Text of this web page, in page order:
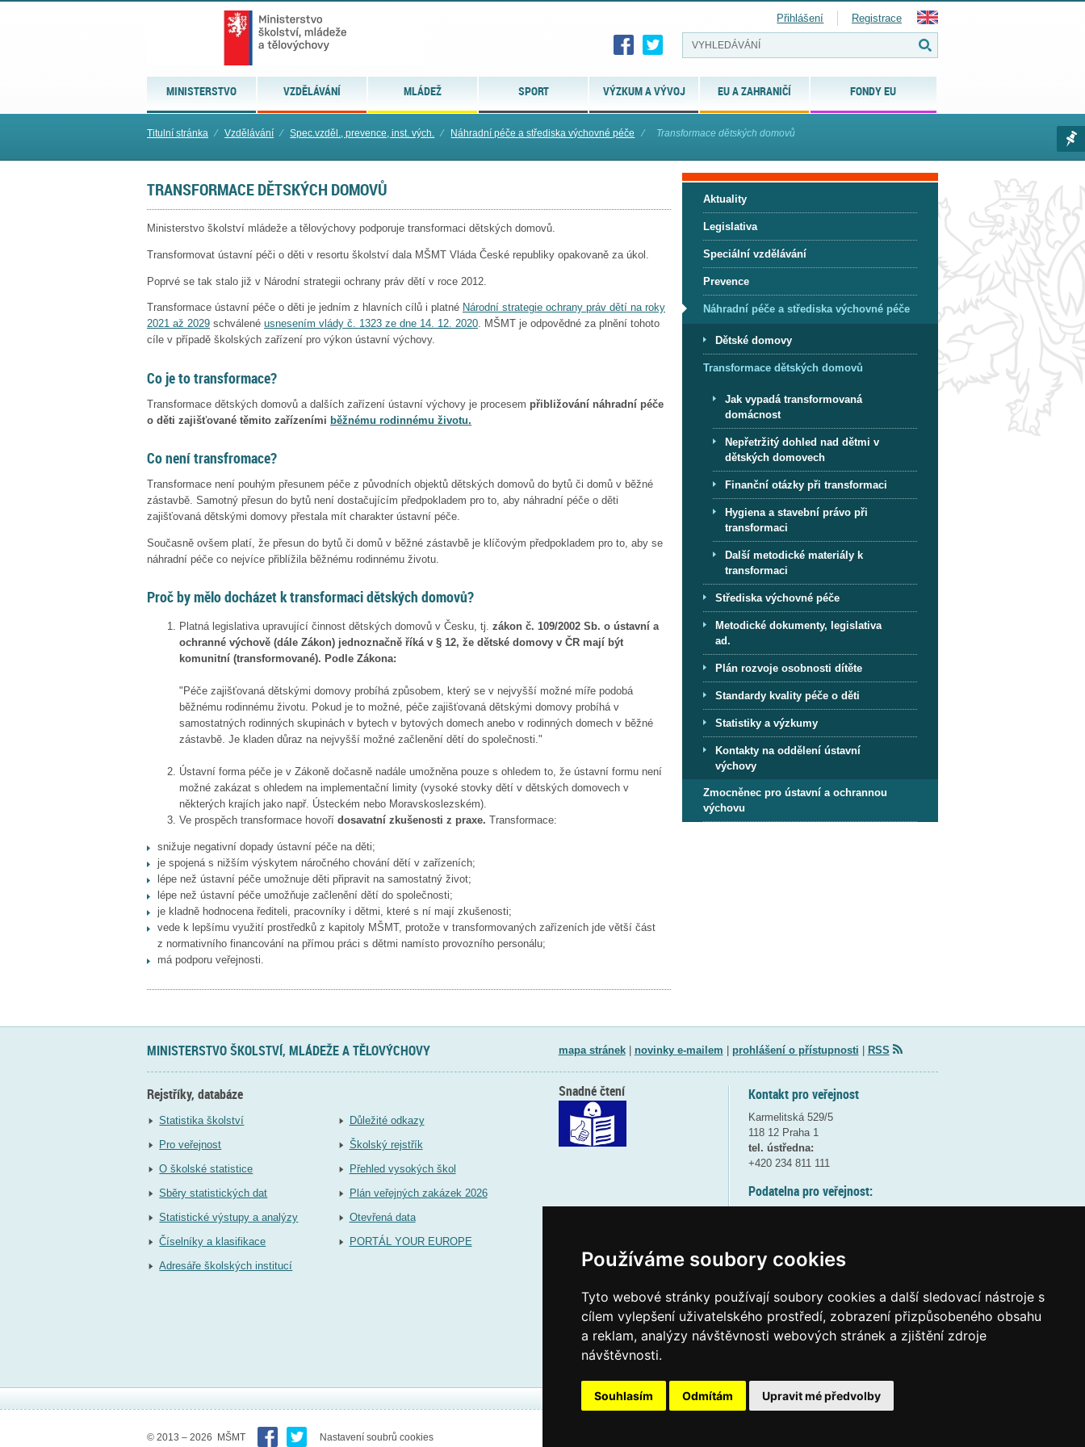
Používáme soubory cookies
Tyto webové stránky používají soubory cookies a další sledovací nástroje s
cílem vylepšení uživatelského prostředí, zobrazení přizpůsobeného obsahu
a reklam, analýzy návštěvnosti webových stránek a zjištění zdroje
návštěvnosti.
Souhlasím Odmítám Upravit mé předvolby
MINISTERSTVO VZDĚLÁVÁNÍ MLÁDEŽ SPORT VÝZKUM A VÝVOJ EU A ZAHRANIČÍ FONDY EU
Přihlášení Registrace
Titulní stránka ⁄ Vzdělávání ⁄ Spec.vzděl., prevence, inst. vých. ⁄ Náhradní péče a střediska výchovné péče ⁄ Transformace dětských domovů
TRANSFORMACE DĚTSKÝCH DOMOVŮ
Ministerstvo školství mládeže a tělovýchovy podporuje transformaci dětských domovů.
Transformovat ústavní péči o děti v resortu školství dala MŠMT Vláda České republiky opakovaně za úkol.
Poprvé se tak stalo již v Národní strategii ochrany práv dětí v roce 2012.
Transformace ústavní péče o děti je jedním z hlavních cílů i platné Národní strategie ochrany práv dětí na roky
2021 až 2029 schválené usnesením vlády č. 1323 ze dne 14. 12. 2020. MŠMT je odpovědné za plnění tohoto
cíle v případě školských zařízení pro výkon ústavní výchovy.
Co je to transformace?
Transformace dětských domovů a dalších zařízení ústavní výchovy je procesem přibližování náhradní péče
o děti zajišťované těmito zařízeními běžnému rodinnému životu.
Co není transfromace?
Transformace není pouhým přesunem péče z původních objektů dětských domovů do bytů či domů v běžné
zástavbě. Samotný přesun do bytů není dostačujícím předpokladem pro to, aby náhradní péče o děti
zajišťovaná dětskými domovy přestala mít charakter ústavní péče.
Současně ovšem platí, že přesun do bytů či domů v běžné zástavbě je klíčovým předpokladem pro to, aby se
náhradní péče co nejvíce přiblížila běžnému rodinnému životu.
Proč by mělo docházet k transformaci dětských domovů?
Platná legislativa upravující činnost dětských domovů v Česku, tj. zákon č. 109/2002 Sb. o ústavní a
ochranné výchově (dále Zákon) jednoznačně říká v § 12, že dětské domovy v ČR mají být
komunitní (transformované). Podle Zákona:
"Péče zajišťovaná dětskými domovy probíhá způsobem, který se v nejvyšší možné míře podobá
běžnému rodinnému životu. Pokud je to možné, péče zajišťovaná dětskými domovy probíhá v
samostatných rodinných skupinách v bytech v bytových domech anebo v rodinných domech v běžné
zástavbě. Je kladen důraz na nejvyšší možné začlenění dětí do společnosti."
Ústavní forma péče je v Zákoně dočasně nadále umožněna pouze s ohledem to, že ústavní formu není
možné zakázat s ohledem na implementační limity (vysoké stovky dětí v dětských domovech v
některých krajích jako např. Ústeckém nebo Moravskoslezském).
Ve prospěch transformace hovoří dosavatní zkušenosti z praxe. Transformace:
snižuje negativní dopady ústavní péče na děti;
je spojená s nižším výskytem náročného chování dětí v zařízeních;
lépe než ústavní péče umožnuje děti připravit na samostatný život;
lépe než ústavní péče umožňuje začlenění dětí do společnosti;
je kladně hodnocena řediteli, pracovníky i dětmi, které s ní mají zkušenosti;
vede k lepšímu využití prostředků z kapitoly MŠMT, protože v transformovaných zařízeních jde větší část
z normativního financování na přímou práci s dětmi namísto provozního personálu;
má podporu veřejnosti.
Aktuality
Legislativa
Speciální vzdělávání
Prevence
Náhradní péče a střediska výchovné péče
Dětské domovy
Transformace dětských domovů
Jak vypadá transformovaná
domácnost
Nepřetržitý dohled nad dětmi v
dětských domovech
Finanční otázky při transformaci
Hygiena a stavební právo při
transformaci
Další metodické materiály k
transformaci
Střediska výchovné péče
Metodické dokumenty, legislativa
ad.
Plán rozvoje osobnosti dítěte
Standardy kvality péče o děti
Statistiky a výzkumy
Kontakty na oddělení ústavní
výchovy
Zmocněnec pro ústavní a ochrannou
výchovu
MINISTERSTVO ŠKOLSTVÍ, MLÁDEŽE A TĚLOVÝCHOVY mapa stránek| novinky e-mailem prohlášení o přístupnosti RSS
Rejstříky, databáze
Statistika školství
Pro veřejnost
O školské statistice
Sběry statistických dat
Statistické výstupy a analýzy
Číselníky a klasifikace
Adresáře školských institucí
Důležité odkazy
Školský rejstřík
Přehled vysokých škol
Plán veřejných zakázek 2026
Otevřená data
PORTÁL YOUR EUROPE
Kontakt pro veřejnost
Karmelitská 529/5
118 12 Praha 1
tel. ústředna:
+420 234 811 111
Podatelna pro veřejnost:
(více informací
Elektronická podatelna:
posta@msmt.gov.cz
Snadné čtení
© 2013 – 2026 MŠMT Nastavení soubrů cookies